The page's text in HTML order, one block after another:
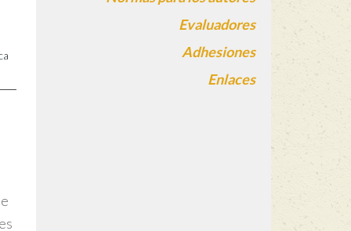
Evaluadores
Adhesiones
Enlaces